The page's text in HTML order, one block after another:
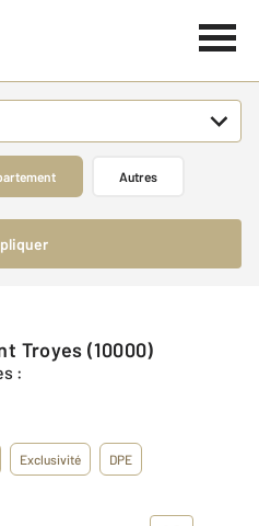
Autres
Troyes (10000)
:
Exclusivité DPE